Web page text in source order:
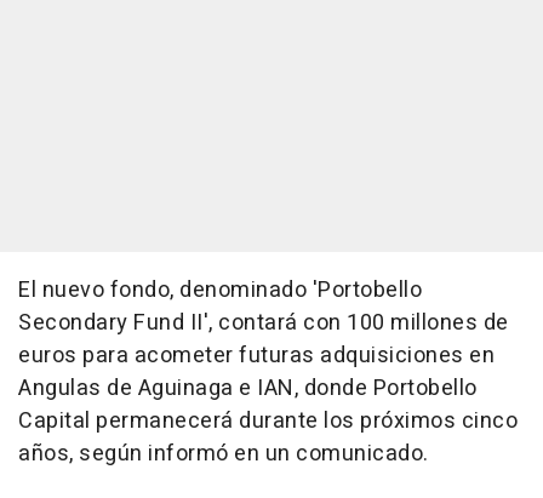
El nuevo fondo, denominado 'Portobello
Secondary Fund II', contará con 100 millones de
euros para acometer futuras adquisiciones en
Angulas de Aguinaga e IAN, donde Portobello
Capital permanecerá durante los próximos cinco
años, según informó en un comunicado.